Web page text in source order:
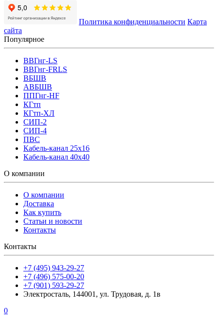
Политика конфиденциальности Карта
сайта
Популярное
ВВГнг-LS
ВВГнг-FRLS
ВБШВ
АВБШВ
ППГнг-HF
КГтп
КГтп-ХЛ
СИП-2
СИП-4
ПВС
Кабель-канал 25х16
Кабель-канал 40х40
О компании
О компании
Доставка
Как купить
Статьи и новости
Контакты
Контакты
+7 (495) 943-29-27
+7 (496) 575-00-20
+7 (901) 593-29-27
Электросталь, 144001, ул. Трудовая, д. 1в
0